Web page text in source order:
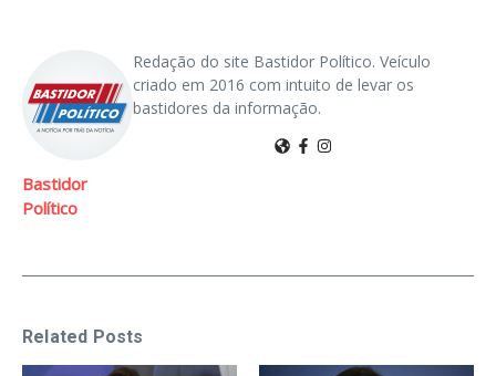
Bastidor
Político
Redação do site Bastidor Político. Veículo
criado em 2016 com intuito de levar os
bastidores da informação.
Related Posts